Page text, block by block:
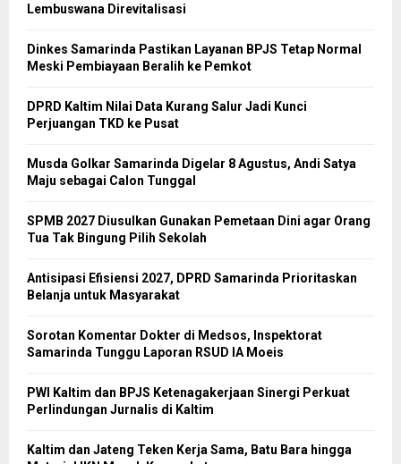
Lembuswana Direvitalisasi
Dinkes Samarinda Pastikan Layanan BPJS Tetap Normal
Meski Pembiayaan Beralih ke Pemkot
DPRD Kaltim Nilai Data Kurang Salur Jadi Kunci
Perjuangan TKD ke Pusat
Musda Golkar Samarinda Digelar 8 Agustus, Andi Satya
Maju sebagai Calon Tunggal
SPMB 2027 Diusulkan Gunakan Pemetaan Dini agar Orang
Tua Tak Bingung Pilih Sekolah
Antisipasi Efisiensi 2027, DPRD Samarinda Prioritaskan
Belanja untuk Masyarakat
Sorotan Komentar Dokter di Medsos, Inspektorat
Samarinda Tunggu Laporan RSUD IA Moeis
PWI Kaltim dan BPJS Ketenagakerjaan Sinergi Perkuat
Perlindungan Jurnalis di Kaltim
Kaltim dan Jateng Teken Kerja Sama, Batu Bara hingga